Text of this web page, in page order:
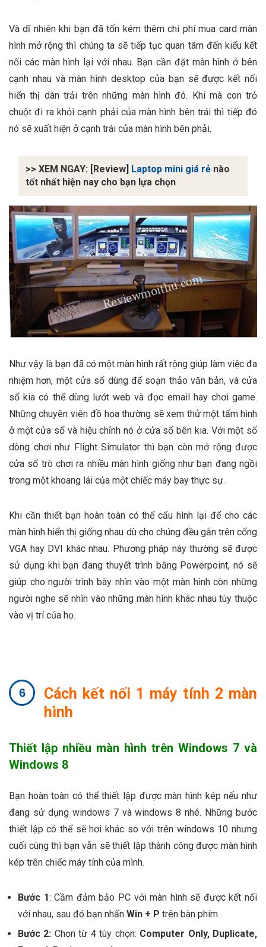
Và dĩ nhiên khi bạn đã tốn kém thêm chi phí mua card màn
hình mở rộng thì chúng ta sẽ tiếp tục quan tâm đến kiểu kết
nối các màn hình lại với nhau. Bạn cần đặt màn hình ở bên
cạnh nhau và màn hình desktop của bạn sẽ được kết nối
hiển thị dàn trải trên những màn hình đó. Khi mà con trỏ
chuột đi ra khỏi cạnh phải của màn hình bên trái thì tiếp đó
nó sẽ xuất hiện ở cạnh trái của màn hình bên phải.
>> XEM NGAY: [Review] Laptop mini giá rẻ nào
tốt nhất hiện nay cho bạn lựa chọn
Như vậy là bạn đã có một màn hình rất rộng giúp làm việc đa
nhiệm hơn, một cửa sổ dùng để soạn thảo văn bản, và cửa
sổ kia có thể dùng lướt web và đọc email hay chơi game.
Những chuyên viên đồ họa thường sẽ xem thử một tấm hình
ở một cửa sổ và hiệu chỉnh nó ở cửa sổ bên kia. Với một số
dòng chơi như Flight Simulator thì bạn còn mở rộng được
cửa sổ trò chơi ra nhiều màn hình giống như bạn đang ngồi
trong một khoang lái của một chiếc máy bay thực sự.
Khi cần thiết bạn hoàn toàn có thể cấu hình lại để cho các
màn hình hiển thị giống nhau dù cho chúng đều gắn trên cổng
VGA hay DVI khác nhau. Phương pháp này thường sẽ được
sử dụng khi bạn đang thuyết trình bằng Powerpoint, nó sẽ
giúp cho người trình bày nhìn vào một màn hình còn những
người nghe sẽ nhìn vào những màn hình khác nhau tùy thuộc
vào vị trí của họ.
Cách kết nối 1 máy tính 2 màn
hình
Thiết lập nhiều màn hình trên Windows 7 và
Windows 8
Bạn hoàn toàn có thể thiết lập được màn hình kép nếu như
đang sử dụng windows 7 và windows 8 nhé. Những bước
thiết lập có thể sẽ hơi khác so với trên windows 10 nhưng
cuối cùng thì bạn vẫn sẽ thiết lập thành công được màn hình
kép trên chiếc máy tính của mình.
Bước 1: Cầm đảm bảo PC với màn hình sẽ được kết nối
với nhau, sau đó bạn nhấn Win + P trên bàn phím.
Bước 2: Chọn từ 4 tùy chọn: Computer Only, Duplicate,